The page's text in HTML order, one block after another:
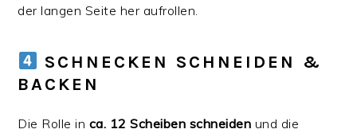
der langen Seite her aufrollen.
SCHNECKEN SCHNEIDEN &
BACKEN
Die Rolle in ca. 12 Scheiben schneiden und die